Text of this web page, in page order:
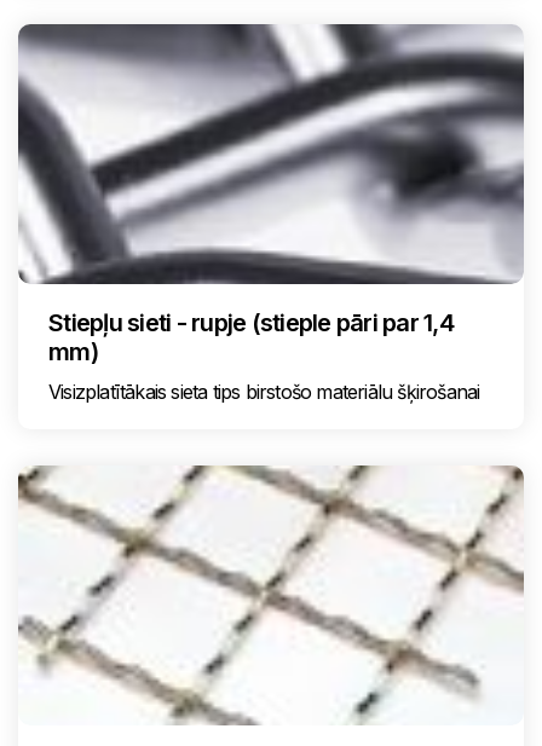
Stiepļu sieti - rupje (stieple pāri par 1,4
mm)
Visizplatītākais sieta tips birstošo materiālu šķirošanai